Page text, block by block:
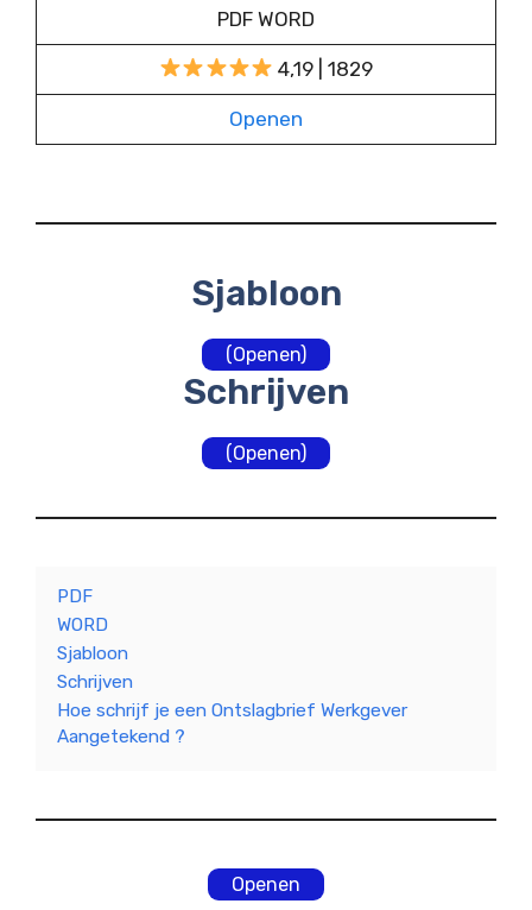
PDF WORD
4,19 | 1829
Openen
Sjabloon
(Openen)
Schrijven
(Openen)
PDF
WORD
Sjabloon
Schrijven
Hoe schrijf je een Ontslagbrief Werkgever
Aangetekend ?
Openen